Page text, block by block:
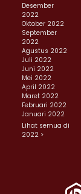
Desember
2022
Oktober 2022
September
2022
Agustus 2022
Juli 2022
Juni 2022
Mei 2022
April 2022
Maret 2022
Februari 2022
Januari 2022
Lihat semua di
2022 >